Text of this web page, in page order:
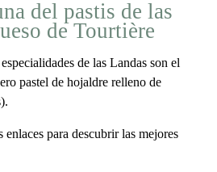
del pastis de las
de Tourtière
de las Landas son el
pastel de hojaldre relleno de
para descubrir las mejores